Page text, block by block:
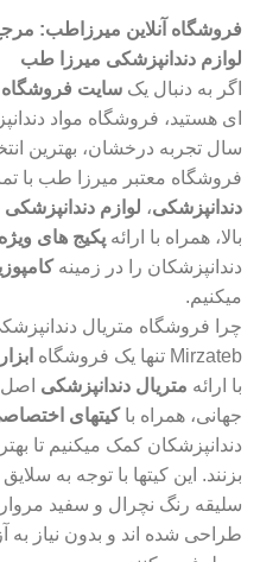
فروشگاه آنلاین میرزاطب:
لوازم دندانپزشکی میرزا طب
اگر به دنبال یک سایت فروشگاه
ای هستید، فروشگاه مواد
سال تجربه درخشان، بهترین
فروشگاه معتبر میرزا طب با
دندانپزشکی، لوازم دندانپزشکی
بالا، همراه با ارائه پکیج های ویژه
دندانپزشکان را در زمینه
میکنیم.
چرا فروشگاه متریال
Mirzateb تنها یک فروشگاه
با ارائه متریال دندانپزشکی اصل
جهانی، همراه باکیتهای
دندانپزشکان کمک میکنیم تا
بزنند. این کیتها با توجه به
سلیقه رنگ نچرال و سفید
طراحی شده اند و بدون نیاز به